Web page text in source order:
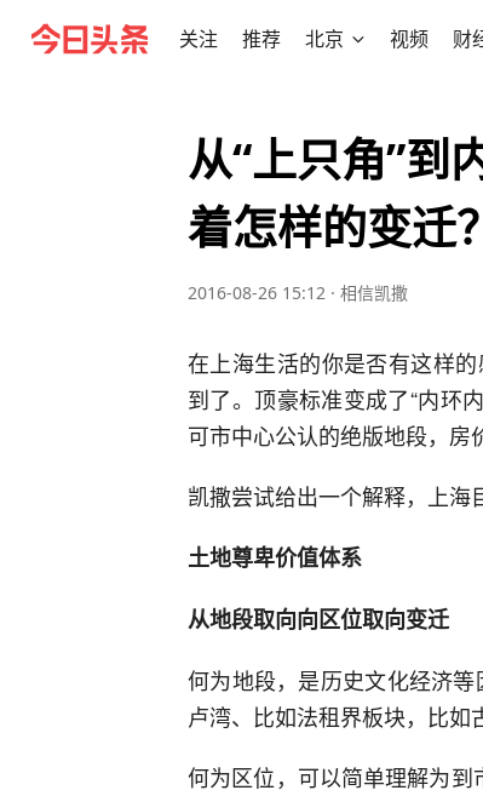
关注 推荐 北京 视频 财
从“上只角”到
着怎样的变迁？
2016-08-26 15:12 · 相信凯撒
在上海生活的你是否有这样
到了。顶豪标准变成了“内环
可市中心公认的绝版地段，房
凯撒尝试给出一个解释，上
土地尊卑价值体系
从地段取向向区位取向变迁
何为地段，是历史文化经济
卢湾、比如法租界板块，比如
何为区位，可以简单理解为